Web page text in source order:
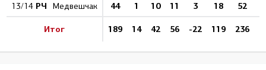
13/14 РЧ Медвешчак 44 1 10 11 3 18 52
Итог 189 14 42 56 -22 119 236